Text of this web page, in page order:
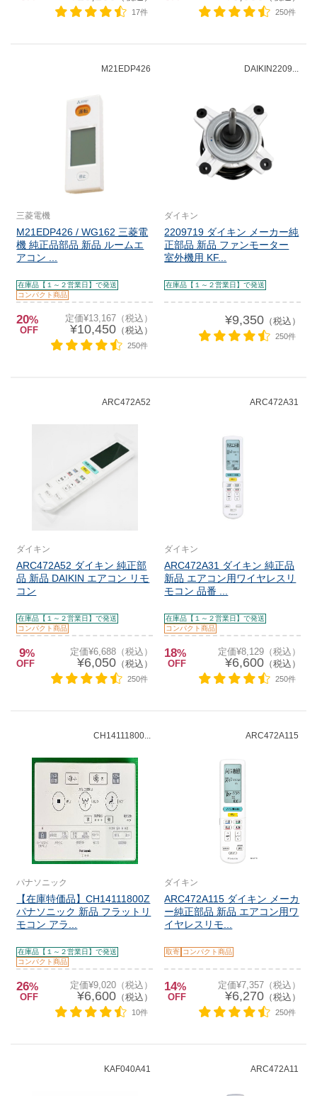
17件 250件
M21EDP426
三菱電機
M21EDP426 / WG162 三菱電
機 純正品部品 新品 ルームエ
アコン ...
在庫品【１～２営業日】で発送
コンパクト商品
20%
OFF
定価¥13,167（税込）
¥10,450（税込）
250件
DAIKIN2209...
ダイキン
2209719 ダイキン メーカー純
正部品 新品 ファンモーター
室外機用 KF...
在庫品【１～２営業日】で発送
¥9,350（税込）
250件
ARC472A52
ダイキン
ARC472A52 ダイキン 純正部
品 新品 DAIKIN エアコン リモ
コン
在庫品【１～２営業日】で発送
コンパクト商品
9%
OFF
定価¥6,688（税込）
¥6,050（税込）
250件
ARC472A31
ダイキン
ARC472A31 ダイキン 純正品
新品 エアコン用ワイヤレスリ
モコン 品番 ...
在庫品【１～２営業日】で発送
コンパクト商品
18%
OFF
定価¥8,129（税込）
¥6,600（税込）
250件
CH14111800...
パナソニック
【在庫特価品】CH14111800Z
パナソニック 新品 フラットリ
モコン アラ...
在庫品【１～２営業日】で発送
コンパクト商品
26%
OFF
定価¥9,020（税込）
¥6,600（税込）
10件
ARC472A115
ダイキン
ARC472A115 ダイキン メーカ
ー純正部品 新品 エアコン用ワ
イヤレスリモ...
取寄 コンパクト商品
14%
OFF
定価¥7,357（税込）
¥6,270（税込）
250件
KAF040A41 ARC472A11